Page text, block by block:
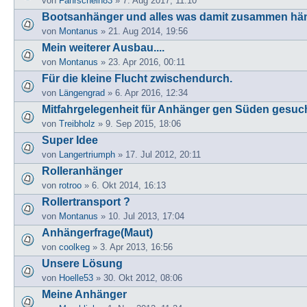
Bootsanhänger und alles was damit zusammen
von Montanus » 21. Aug 2014, 19:56
Mein weiterer Ausbau....
von Montanus » 23. Apr 2016, 00:11
Für die kleine Flucht zwischendurch.
von Längengrad » 6. Apr 2016, 12:34
Mitfahrgelegenheit für Anhänger gen Süden
von Treibholz » 9. Sep 2015, 18:06
Super Idee
von Langertriumph » 17. Jul 2012, 20:11
Rolleranhänger
von rotroo » 6. Okt 2014, 16:13
Rollertransport ?
von Montanus » 10. Jul 2013, 17:04
Anhängerfrage(Maut)
von coolkeg » 3. Apr 2013, 16:56
Unsere Lösung
von Hoelle53 » 30. Okt 2012, 08:06
Meine Anhänger